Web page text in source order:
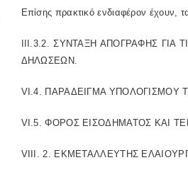
Επίσης πρακτικό ενδιαφέρον έχουν,
III.3.2. ΣΥΝΤΑΞΗ ΑΠΟΓΡΑΦΗΣ
ΔΗΛΩΣΕΩΝ.
VI.4. ΠΑΡΑΔΕΙΓΜΑ ΥΠΟΛΟΓΙΣΜΟΥ
VI.5. ΦΟΡΟΣ ΕΙΣΟΔΗΜΑΤΟΣ ΚΑΙ
VIII. 2. ΕΚΜΕΤΑΛΛΕΥΤΗΣ